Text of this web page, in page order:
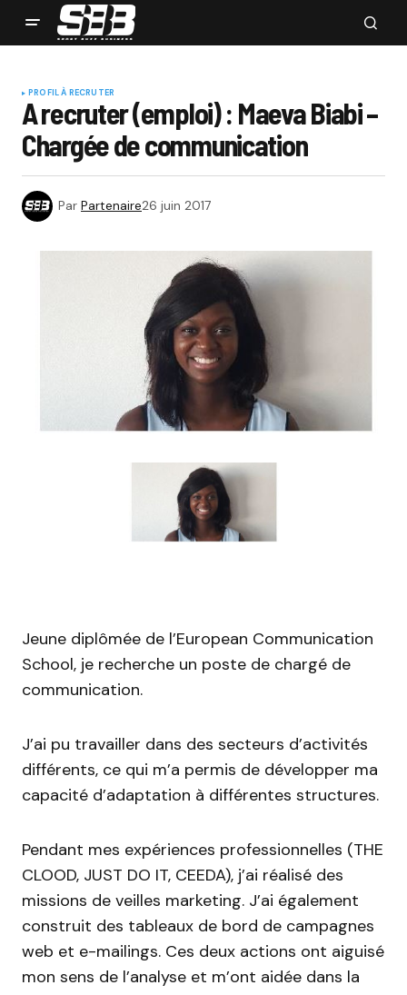
PROFIL À RECRUTER
A recruter (emploi) : Maeva Biabi –
Chargée de communication
Par Partenaire26 juin 2017
Jeune diplômée de l’European Communication
School, je recherche un poste de chargé de
communication.
J’ai pu travailler dans des secteurs d’activités
différents, ce qui m’a permis de développer ma
capacité d’adaptation à différentes structures.
Pendant mes expériences professionnelles (THE
CLOOD, JUST DO IT, CEEDA), j’ai réalisé des
missions de veilles marketing. J’ai également
construit des tableaux de bord de campagnes
web et e-mailings. Ces deux actions ont aiguisé
mon sens de l’analyse et m’ont aidée dans la